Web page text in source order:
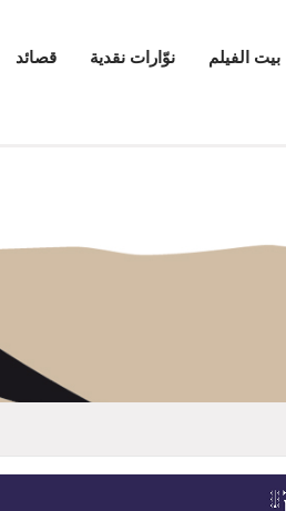
قصائد نوّارات نقدية بيت الفيلم